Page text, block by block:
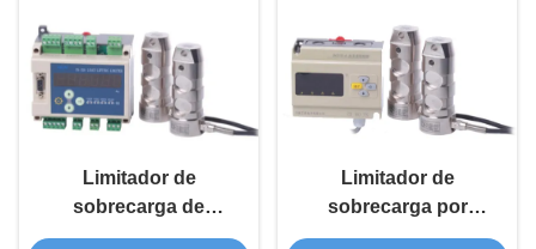
Limitador de
sobrecarga de
elevación CE
Limitador de
sobrecarga por
elevación de 4